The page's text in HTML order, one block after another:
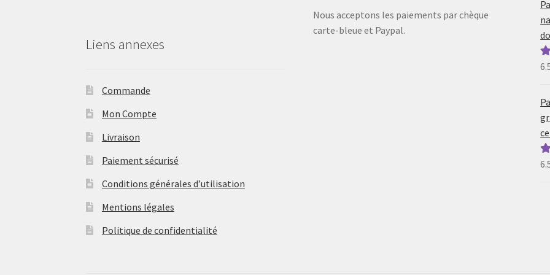
Liens annexes
Commande
Mon Compte
Livraison
Paiement sécurisé
Conditions générales d’utilisation
Mentions légales
Politique de confidentialité
Nous acceptons les paiements par chèque
carte-bleue et Paypal.